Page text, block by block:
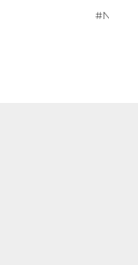
#N°363